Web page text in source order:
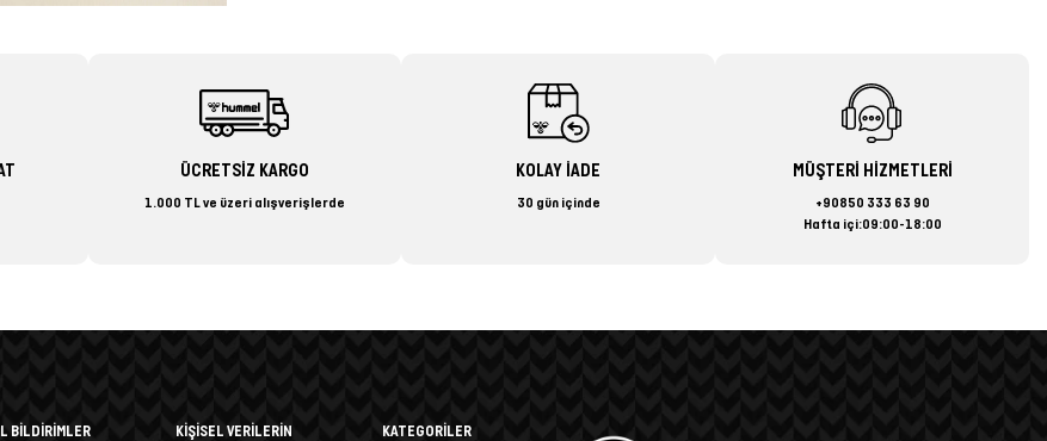
ÜCRETSİZ KARGO
1.000 TL ve üzeri alışverişlerde
KOLAY İADE
30 gün içinde
MÜŞTERİ HİZMETLERİ
+90850 333 63 90
Hafta içi:09:00-18:00
BİLDİRİMLER
KİŞİSEL VERİLERİN
KATEGORİLER